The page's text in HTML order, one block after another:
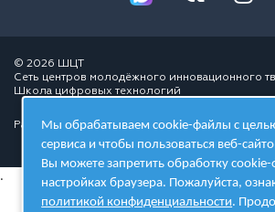
© 2026 ШЦТ
Сеть центров молодёжного инновационного
Школа цифровых технологий
Разработано в студии
.
Мы обрабатываем cookie-файлы с
сервиса и чтобы пользоваться веб-
Вы можете запретить обработку
настройках браузера. Пожалуйста,
политикой конфиденциальности.